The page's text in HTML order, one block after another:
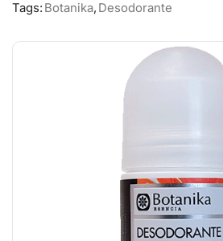
Tags: Botanika, Desodorante